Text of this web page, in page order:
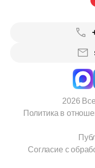
2026
Политика в
Согласие с